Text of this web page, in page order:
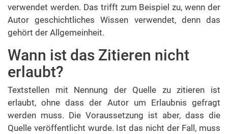
verwendet werden. Das trifft zum Beispiel zu, wenn der
Autor geschichtliches Wissen verwendet, denn das
gehört der Allgemeinheit.
Wann ist das Zitieren nicht
erlaubt?
Textstellen mit Nennung der Quelle zu zitieren ist
erlaubt, ohne dass der Autor um Erlaubnis gefragt
werden muss. Die Voraussetzung ist aber, dass die
Quelle veröffentlicht wurde. Ist das nicht der Fall, muss